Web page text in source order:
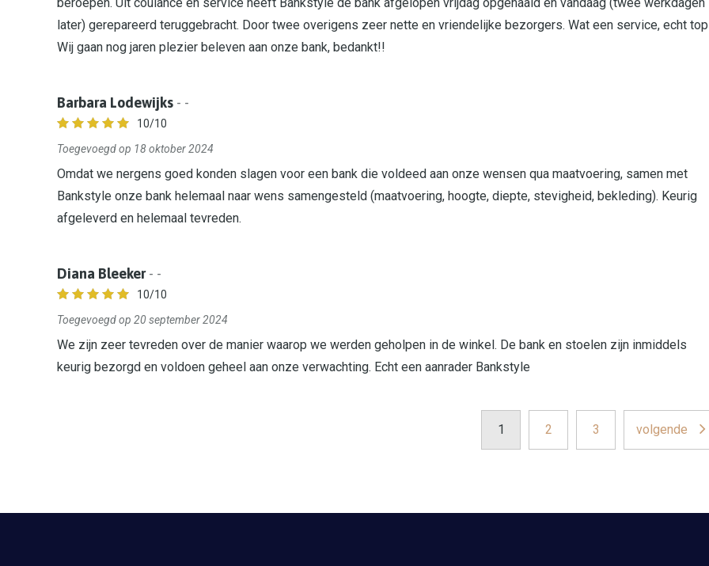
beroepen. Uit coulance en service heeft Bankstyle de bank afgelopen vrijdag opgehaald en vandaag (twee werkdagen
later) gerepareerd teruggebracht. Door twee overigens zeer nette en vriendelijke bezorgers. Wat een service, echt
Wij gaan nog jaren plezier beleven aan onze bank, bedankt!!
Barbara Lodewijks - -
10/10
Toegevoegd op 18 oktober 2024
Omdat we nergens goed konden slagen voor een bank die voldeed aan onze wensen qua maatvoering, samen met
Bankstyle onze bank helemaal naar wens samengesteld (maatvoering, hoogte, diepte, stevigheid, bekleding). Keurig
afgeleverd en helemaal tevreden.
Diana Bleeker- -
10/10
Toegevoegd op 20 september 2024
We zijn zeer tevreden over de manier waarop we werden geholpen in de winkel. De bank en stoelen zijn inmiddels
keurig bezorgd en voldoen geheel aan onze verwachting. Echt een aanrader Bankstyle
1 2 3 volgende